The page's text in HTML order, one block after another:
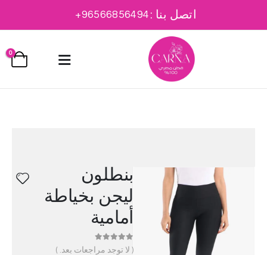
اتصل بنا : 96566856494+
0
بنطلون
ليجن بخياطة
أمامية
0
out of 5
( لا توجد مراجعات بعد. )